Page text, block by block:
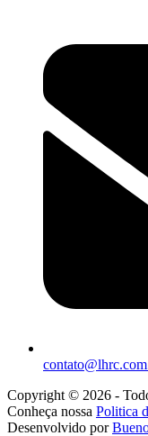
Copyright © 2026 -
Conheça nossa Politica
Desenvolvido por